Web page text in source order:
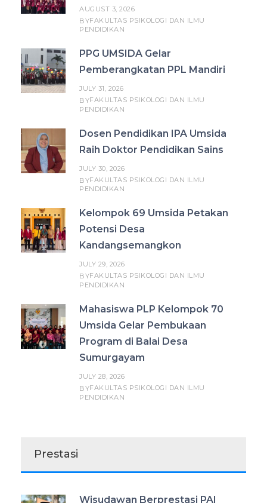
AUGUST 3, 2026
BYFAKULTAS PSIKOLOGI DAN ILMU
PENDIDIKAN
PPG UMSIDA Gelar
Pemberangkatan PPL Mandiri
JULY 31, 2026
BYFAKULTAS PSIKOLOGI DAN ILMU
PENDIDIKAN
Dosen Pendidikan IPA Umsida
Raih Doktor Pendidikan Sains
JULY 30, 2026
BYFAKULTAS PSIKOLOGI DAN ILMU
PENDIDIKAN
Kelompok 69 Umsida Petakan
Potensi Desa
Kandangsemangkon
JULY 29, 2026
BYFAKULTAS PSIKOLOGI DAN ILMU
PENDIDIKAN
Mahasiswa PLP Kelompok 70
Umsida Gelar Pembukaan
Program di Balai Desa
Sumurgayam
JULY 28, 2026
BYFAKULTAS PSIKOLOGI DAN ILMU
PENDIDIKAN
Prestasi
Wisudawan Berprestasi PAI